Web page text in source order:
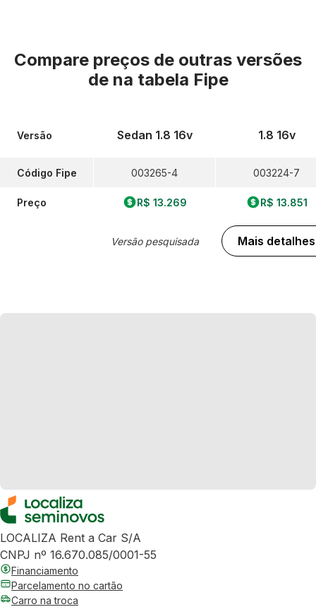
Compare preços de outras versões
de na tabela Fipe
Versão
Código Fipe
Preço
Sedan 1.8 16v
003265-4
R$ 13.269
Versão pesquisada
1.8 16v
003224-7
R$ 13.851
Mais detalhes
LOCALIZA Rent a Car S/A
CNPJ nº 16.670.085/0001-55
Financiamento
Parcelamento no cartão
Carro na troca